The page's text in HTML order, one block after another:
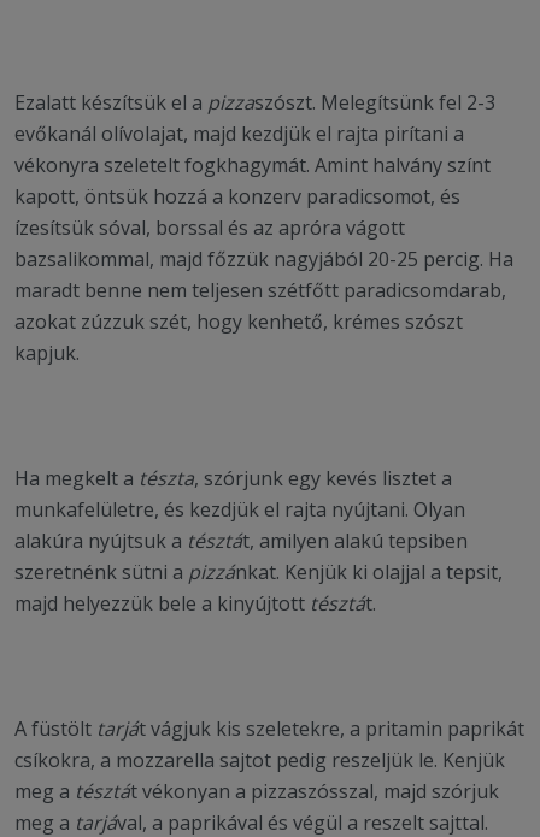
Ezalatt készítsük el a pizzaszószt. Melegítsünk fel 2-3
evőkanál olívolajat, majd kezdjük el rajta pirítani a
vékonyra szeletelt fogkhagymát. Amint halvány színt
kapott, öntsük hozzá a konzerv paradicsomot, és
ízesítsük sóval, borssal és az apróra vágott
bazsalikommal, majd főzzük nagyjából 20-25 percig. Ha
maradt benne nem teljesen szétfőtt paradicsomdarab,
azokat zúzzuk szét, hogy kenhető, krémes szószt
kapjuk.
Ha megkelt a tészta, szórjunk egy kevés lisztet a
munkafelületre, és kezdjük el rajta nyújtani. Olyan
alakúra nyújtsuk a tésztát, amilyen alakú tepsiben
szeretnénk sütni a pizzánkat. Kenjük ki olajjal a tepsit,
majd helyezzük bele a kinyújtott tésztát.
A füstölt tarját vágjuk kis szeletekre, a pritamin paprikát
csíkokra, a mozzarella sajtot pedig reszeljük le. Kenjük
meg a tésztát vékonyan a pizzaszósszal, majd szórjuk
meg a tarjával, a paprikával és végül a reszelt sajttal.